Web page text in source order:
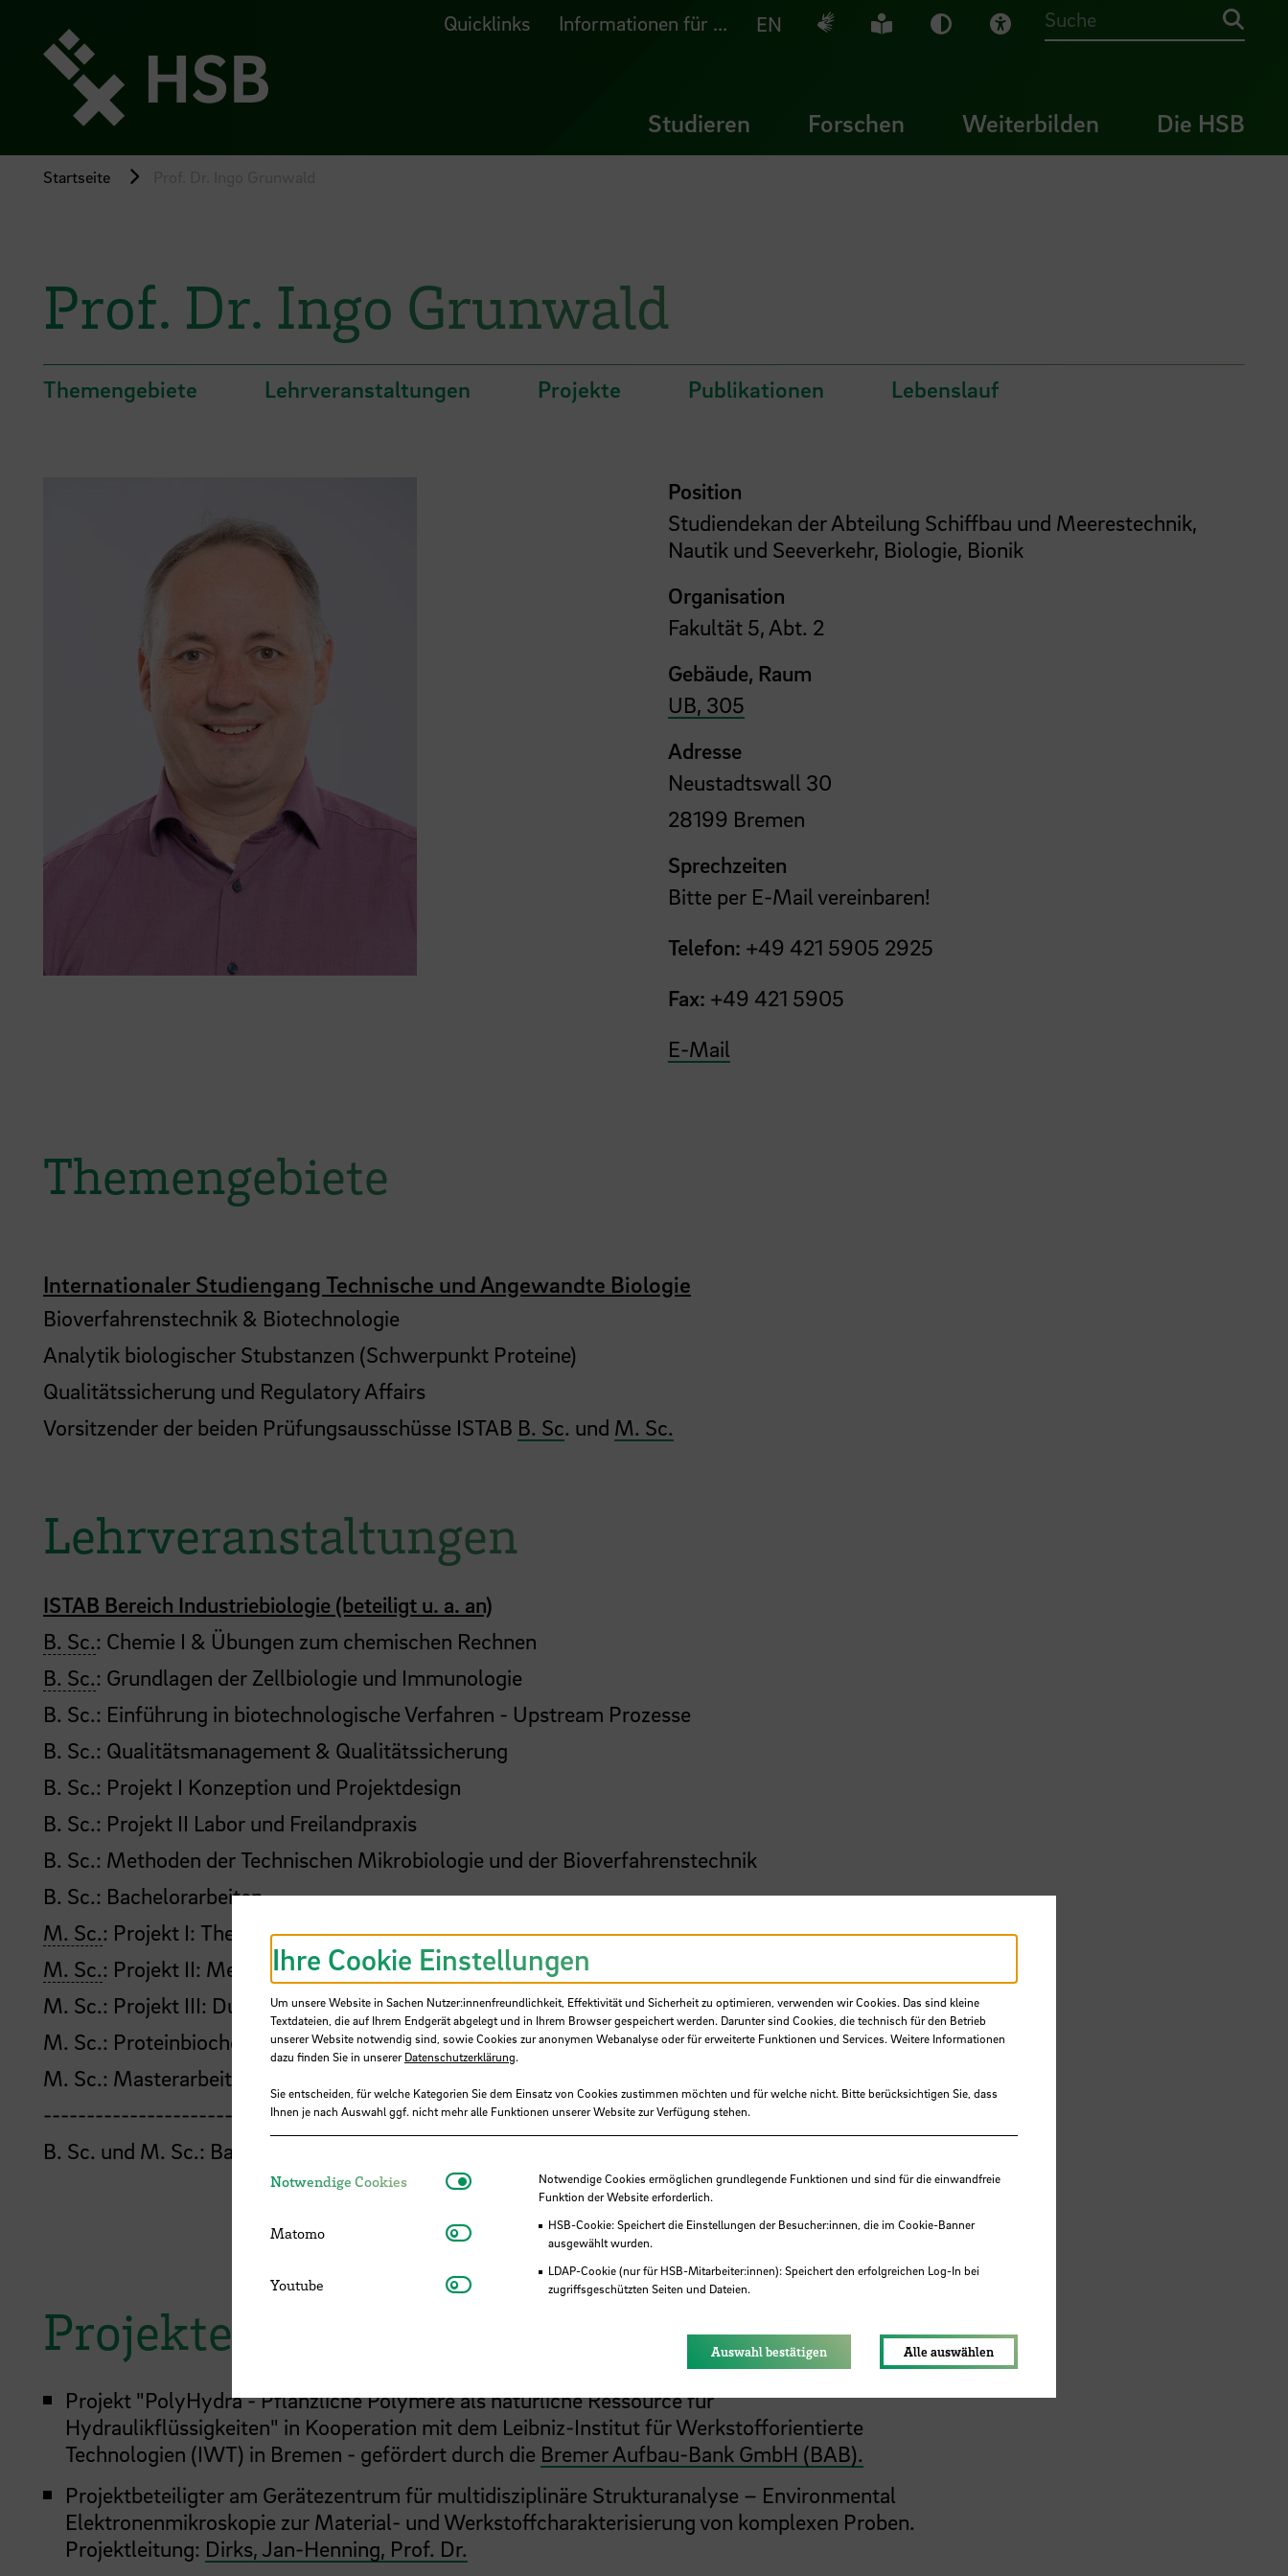
Seiteninhalt
springen
Quicklinks Informationen für ... EN Deutsche Gebärdensprache
Leichte Sprache
Dunkel-Modus
Visuelle Hilfe
Suche
Studieren Forschen Weiterbilden Die HSB
Startseite
Prof. Dr. Ingo Grunwald
Themengebiete Lehrveranstaltungen Projekte Publikationen Lebenslauf
Position
Studiendekan der Abteilung Schiffbau und Meerestechnik,
Nautik und Seeverkehr, Biologie, Bionik
Organisation
Fakultät 5, Abt. 2
Gebäude, Raum
UB, 305
Adresse
Neustadtswall 30
28199 Bremen
Sprechzeiten
Bitte per E-Mail vereinbaren!
Telefon: +49 421 5905 2925
Fax: +49 421 5905
E-Mail
Themengebiete
Internationaler Studiengang Technische und Angewandte Biologie
Bioverfahrenstechnik & Biotechnologie
Analytik biologischer Stubstanzen (Schwerpunkt Proteine)
Qualitätssicherung und Regulatory Affairs
Vorsitzender der beiden Prüfungsausschüsse ISTAB B. Sc. und M. Sc.
Lehrveranstaltungen
ISTAB Bereich Industriebiologie (beteiligt u. a. an)
B. Sc.: Chemie I & Übungen zum chemischen Rechnen
B. Sc.: Grundlagen der Zellbiologie und Immunologie
B. Sc.: Einführung in biotechnologische Verfahren - Upstream Prozesse
B. Sc.: Qualitätsmanagement & Qualitätssicherung
B. Sc.: Projekt I Konzeption und Projektdesign
B. Sc.: Projekt II Labor und Freilandpraxis
B. Sc.: Methoden der Technischen Mikrobiologie und der Bioverfahrenstechnik
B. Sc.: Bachelorarbeiten
M. Sc.: Projekt I: Thema und Planung
M. Sc.: Projekt II: Methodenauswahl und Validierung
M. Sc.: Projekt III: Durchführung
M. Sc.: Proteinbiochemie
M. Sc.: Masterarbeiten
----------------------------------------------------------------
B. Sc. und M. Sc.: Bachelor- und Masterprojekte
Projekte
Projekt "PolyHydra - Pflanzliche Polymere als natürliche Ressource für
Hydraulikflüssigkeiten" in Kooperation mit dem Leibniz-Institut für Werkstofforientierte
Technologien (IWT) in Bremen - gefördert durch die Bremer Aufbau-Bank GmbH (BAB).
Projektbeteiligter am Gerätezentrum für multidisziplinäre Strukturanalyse – Environmental
Elektronenmikroskopie zur Material- und Werkstoffcharakterisierung von komplexen Proben.
Projektleitung: Dirks, Jan-Henning, Prof. Dr.
Ihre Cookie Einstellungen
Um unsere Website in Sachen Nutzer:innenfreundlichkeit, Effektivität und Sicherheit zu optimieren, verwenden wir Cookies. Das sind kleine
Textdateien, die auf Ihrem Endgerät abgelegt und in Ihrem Browser gespeichert werden. Darunter sind Cookies, die technisch für den Betrieb
unserer Website notwendig sind, sowie Cookies zur anonymen Webanalyse oder für erweiterte Funktionen und Services. Weitere Informationen
dazu finden Sie in unsererDatenschutzerklärung.
Sie entscheiden, für welche Kategorien Sie dem Einsatz von Cookies zustimmen möchten und für welche nicht. Bitte berücksichtigen Sie, dass
Ihnen je nach Auswahl ggf. nicht mehr alle Funktionen unserer Website zur Verfügung stehen.
Notwendige Cookies Notwendige CookiesNotwendige Cookies ermöglichen grundlegende Funktionen und sind für die einwandfreie
Funktion der Website erforderlich.
HSB-Cookie: Speichert die Einstellungen der Besucher:innen, die im Cookie-Banner
ausgewählt wurden.
LDAP-Cookie (nur für HSB-Mitarbeiter:innen): Speichert den erfolgreichen Log-In bei
zugriffsgeschützten Seiten und Dateien.
Matomo Matomo
Youtube Youtube
Auswahl bestätigen Alle auswählen